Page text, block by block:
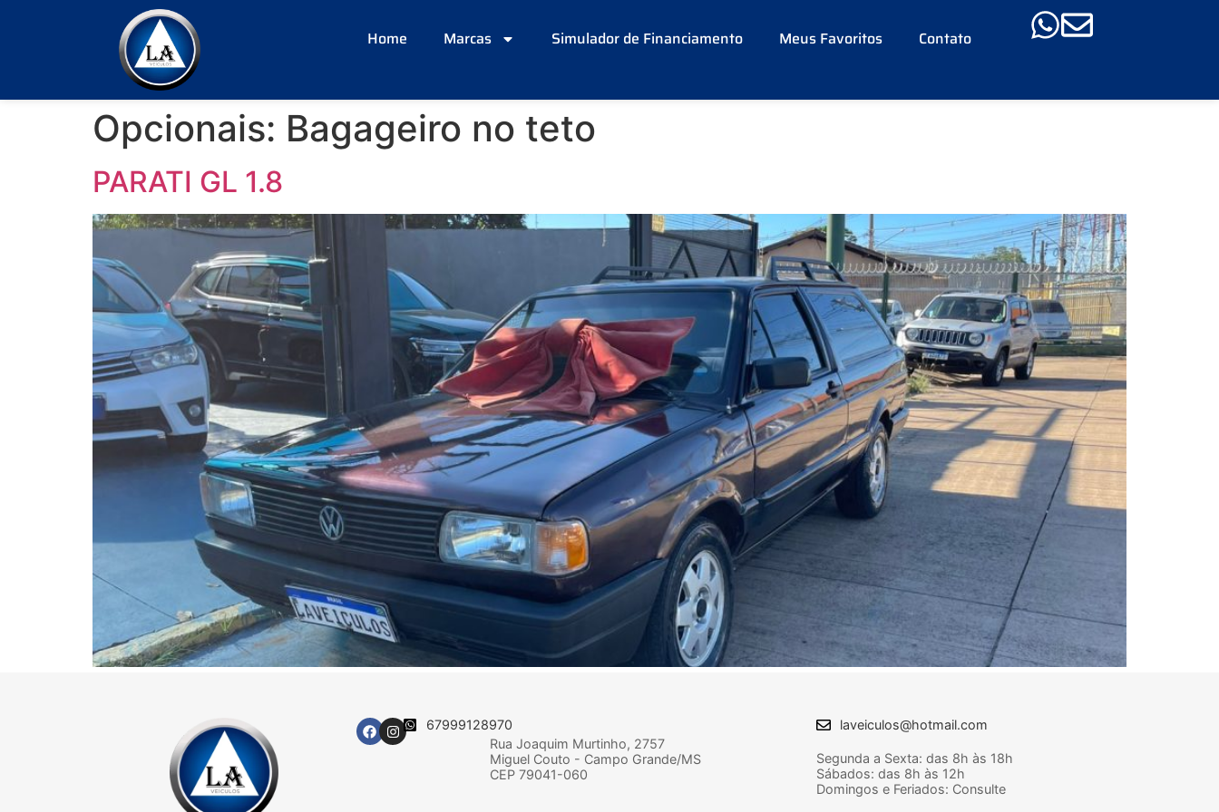
Home Marcas Simulador de Financiamento Meus Favoritos Contato
Opcionais: Bagageiro no teto
PARATI GL 1.8
67999128970
Rua Joaquim Murtinho, 2757
Miguel Couto - Campo Grande/MS
CEP 79041-060
laveiculos@hotmail.com
Segunda a Sexta: das 8h às 18h
Sábados: das 8h às 12h
Domingos e Feriados: Consulte